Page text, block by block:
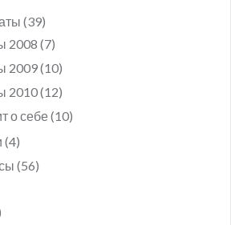
(39)
2008 (7)
2009(10)
2010(12)
о себе(10)
(4)
(56)